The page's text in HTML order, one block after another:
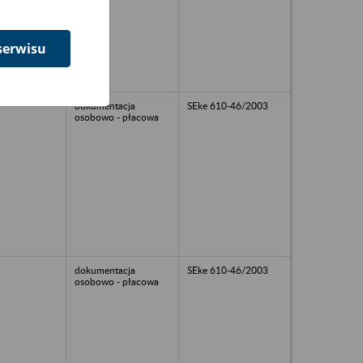
dokumentacja
osobowo - płacowa
SEke 610-46/2003
dokumentacja
osobowo - płacowa
SEke 610-46/2003